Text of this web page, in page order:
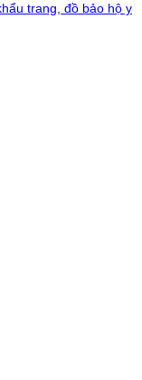
trang, đồ bảo hộ y